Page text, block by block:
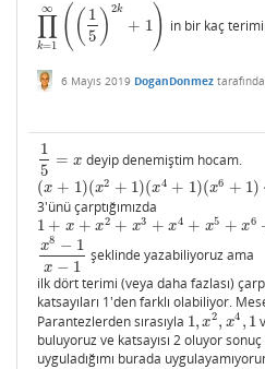
∏
k=1
∞ (( 1
5 ) 2k
+ 1)
1 ( 15 2 1) in bir kaç
6 Mayıs 2019 DoganDonmez
1
5
= x
15 =x
deyip denemiştim hocam.
(x + 1)(x2 + 1)(x4 + 1)(x6 + 1)
(x+ 1)( x2+1)( x4+ 1)(x6+ 1)⋯
3'ünü çarptığımızda
1 + x + x2 + x3 + x4 + x5 + x6
1 +x+x2+x 3+ x4+ x5 +x6 +x7
x8 − 1
x − 1
x8−1x−1 şeklinde yazabiliyoruz ama
ilk dört terimi (veya daha fazlası)
katsayıları 1'den farklı olabiliyor.
Parantezlerden sırasıyla 1, x2, x4 , 1
1,x2,x 4,1
buluyoruz ve katsayısı 2 oluyor
uyguladığımı burada